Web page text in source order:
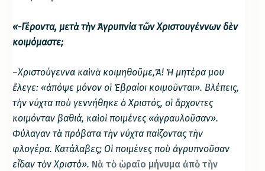
«-Γέροντα, μετὰ τὴν Ἀγρυπνία τῶν Χριστουγέννων δὲν
κοιμόμαστε;
–Χριστούγεννα καὶ νὰ κοιμηθοῦμε,Ἄ! Ἡ μητέρα μου
ἔλεγε: «ἀπόψε μόνον οἱ Ἐβραίοι κοιμοῦνται». Βλέπεις,
τὴν νύχτα ποὺ γεννήθηκε ὁ Χριστός, οἱ ἄρχοντες
κοιμόνταν βαθιά, καὶ οἱ ποιμένες «ἀγραυλοῦσαν».
Φύλαγαν τὰ πρόβατα τὴν νύχτα παίζοντας τὴν
φλογέρα. Κατάλαβες; Οἱ ποιμένες ποὺ ἀγρυπνοῦσαν
εἶδαν τὸν Χριστό». Νὰ τὸ ὡραῖο μήνυμα ἀπὸ τὴν